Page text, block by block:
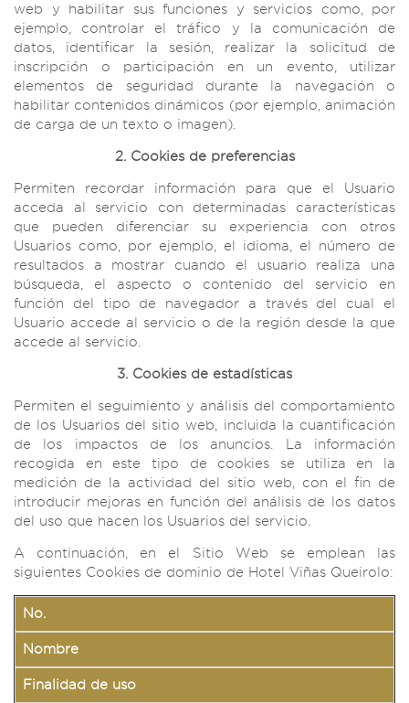
web y habilitar sus funciones y servicios como, por
ejemplo, controlar el tráfico y la comunicación de
datos, identificar la sesión, realizar la solicitud de
inscripción o participación en un evento, utilizar
elementos de seguridad durante la navegación o
habilitar contenidos dinámicos (por ejemplo, animación
de carga de un texto o imagen).
2. Cookies de preferencias
Permiten recordar información para que el Usuario
acceda al servicio con determinadas características
que pueden diferenciar su experiencia con otros
Usuarios como, por ejemplo, el idioma, el número de
resultados a mostrar cuando el usuario realiza una
búsqueda, el aspecto o contenido del servicio en
función del tipo de navegador a través del cual el
Usuario accede al servicio o de la región desde la que
accede al servicio.
3. Cookies de estadísticas
Permiten el seguimiento y análisis del comportamiento
de los Usuarios del sitio web, incluida la cuantificación
de los impactos de los anuncios. La información
recogida en este tipo de cookies se utiliza en la
medición de la actividad del sitio web, con el fin de
introducir mejoras en función del análisis de los datos
del uso que hacen los Usuarios del servicio.
A continuación, en el Sitio Web se emplean las
siguientes Cookies de dominio de Hotel Viñas Queirolo:
No.
Nombre
Finalidad de uso